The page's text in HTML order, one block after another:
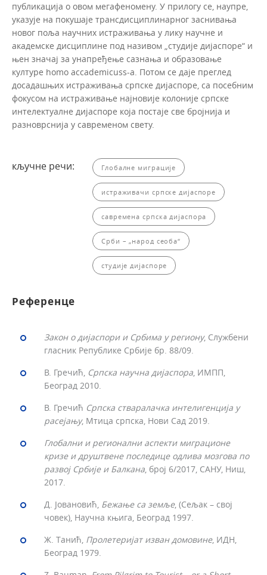
публикација о овом мегафеномену. У прилогу се, наупре,
указује на покушаје трансдисциплинарног заснивања
новог поља научних истраживања у лику научне и
академске дисциплине под називом „студије дијаспоре“ и
њен значај за унапређење сазнања и образовање
културе homo accademicuss-a. Потом се даје преглед
досадашњих истраживања српске дијаспоре, са посебним
фокусом на истраживање најновије колоније српске
интелектуалне дијаспоре која постаје све бројнија и
разноврснија у савременом свету.
кључне речи: Глобалне миграције
истраживачи српске дијаспоре
савремена српска дијаспора
Срби – „народ сеоба“
студије дијаспоре
Референце
Закон о дијаспори и Србима у региону, Службени
гласник Републике Србије бр. 88/09.
В. Гречић, Српска научна дијаспора, ИМПП,
Београд 2010.
В. Гречић Српска стваралачка интелигенција у
расејању, Мтица српска, Нови Сад 2019.
Глобални и регионални аспекти миграционе
кризе и друштвене последице одлива мозгова по
развој Србије и Балкана, број 6/2017, САНУ, Ниш,
2017.
Д. Јовановић, Бежање са земље, (Сељак – свој
човек), Научна књига, Београд 1997.
Ж. Танић, Пролетеријат изван домовине, ИДН,
Београд 1979.